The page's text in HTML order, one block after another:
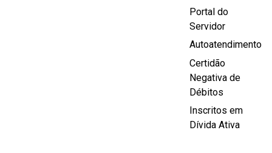
Portal do
Servidor
Autoatendimento
Certidão
Negativa de
Débitos
Inscritos em
Dívida Ativa